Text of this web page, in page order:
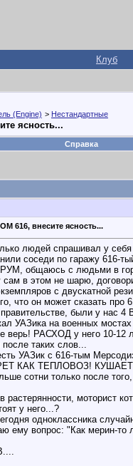
Клуб
(Engine) > Нестандартные
ясность...
Справка
OM 616, внесите ясность...
людей спрашивал у
соседи по гаражу 616-
общаюсь с людьми в
сам в этом не шарю,
с двускатной
что он может сказать
были у нас 4
УАЗика на военных
верь! РАСХОД у него 10-12
таких слов...
УАЗик с 616-тым
КАК ТЕПЛОВОЗ! КУШАЕТ 6,
сотни только после
растерянности, моторист
у него...?
одноклассника
ему вопрос: "Как мерин-